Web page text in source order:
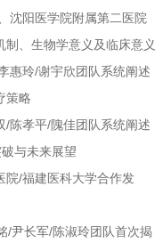
沈阳医学院附属第二医院
、生物学意义及临床意义
惠玲/谢宇欣团队系统阐述
策略
/陈孝平/隗佳团队系统阐述
与未来展望
院/福建医科大学合作发
/尹长军/陈淑玲团队首次揭